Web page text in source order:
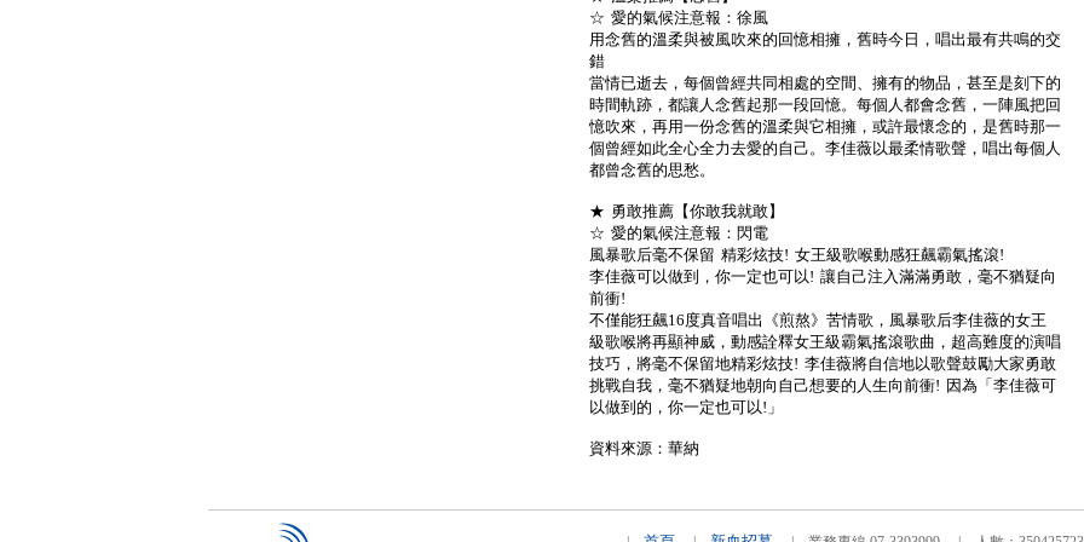
☆ 愛的氣候注意報：徐風
用念舊的溫柔與被風吹來的回憶相擁，舊時今日，唱出最有共鳴的交
錯
當情已逝去，每個曾經共同相處的空間、擁有的物品，甚至是刻下的
時間軌跡，都讓人念舊起那一段回憶。每個人都會念舊，一陣風把回
憶吹來，再用一份念舊的溫柔與它相擁，或許最懷念的，是舊時那一
個曾經如此全心全力去愛的自己。李佳薇以最柔情歌聲，唱出每個人
都曾念舊的思愁。
★ 勇敢推薦【你敢我就敢】
☆ 愛的氣候注意報：閃電
風暴歌后毫不保留 精彩炫技! 女王級歌喉動感狂飆霸氣搖滾!
李佳薇可以做到，你一定也可以! 讓自己注入滿滿勇敢，毫不猶疑向
前衝!
不僅能狂飆16度真音唱出《煎熬》苦情歌，風暴歌后李佳薇的女王
級歌喉將再顯神威，動感詮釋女王級霸氣搖滾歌曲，超高難度的演唱
技巧，將毫不保留地精彩炫技! 李佳薇將自信地以歌聲鼓勵大家勇敢
挑戰自我，毫不猶疑地朝向自己想要的人生向前衝! 因為「李佳薇可
以做到的，你一定也可以!」
資料來源：華納